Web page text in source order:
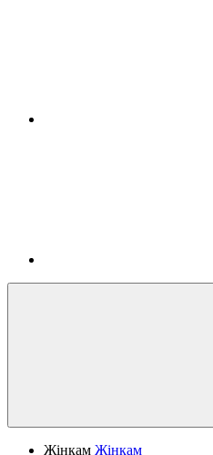
Жінкам Жінкам